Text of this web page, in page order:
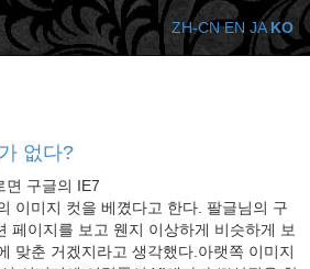
없다?
면 구글의 IE7
이미지 컷을 베꼈다고 한다. 팔글님의 구
페이지를 보고 웬지 이상하게 비슷하게 보
맞춘 거겠지라고 생각했다.아랫쪽 이미지
ZH-CN EN JA KO